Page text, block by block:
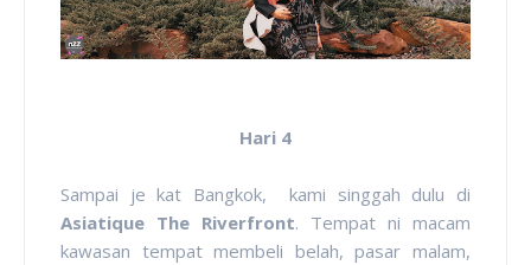
Hari 4
Sampai je kat Bangkok, kami singgah dulu di
Asiatique The Riverfront. Tempat ni macam
kawasan tempat membeli belah, pasar malam,